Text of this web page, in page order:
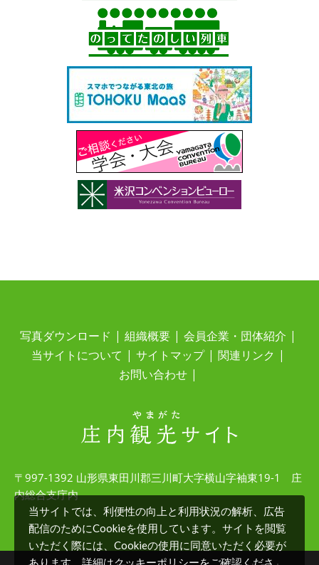
写真ダウンロード 組織概要
会員企業・団体紹介
当サイトについて
サイトマップ
関連リンク
お問い合わせ
〒997-1392 山形県東田川郡三川町大字横山字袖東19-1 庄
内総合支庁内
当サイトでは、利便性の向上と利用状況の解析、広告
配信のためにCookieを使用しています。サイトを閲覧
いただく際には、Cookieの使用に同意いただく必要が
あります。詳細はクッキーポリシーをご確認くださ